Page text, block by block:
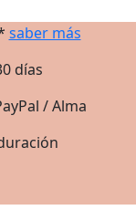
saber más
días
/ Alma